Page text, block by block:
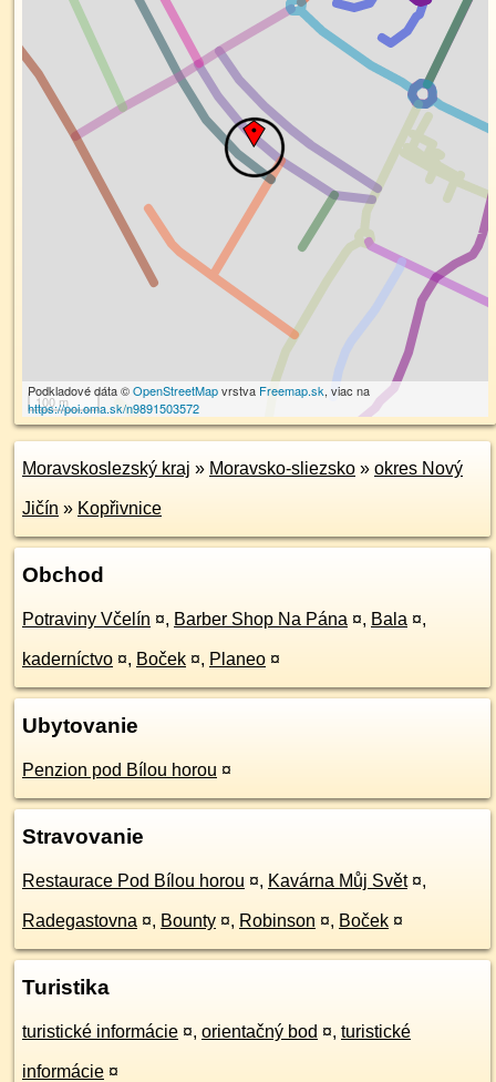
100 m
Podkladové dáta ©OpenStreetMapvrstva Freemap.sk, viac na
https://poi.oma.sk/n9891503572
Moravskoslezský kraj » Moravsko-sliezsko » okres Nový
Jičín » Kopřivnice
Obchod
Potraviny Včelín ¤, Barber Shop Na Pána ¤, Bala ¤,
kaderníctvo ¤, Boček ¤, Planeo ¤
Ubytovanie
Penzion pod Bílou horou ¤
Stravovanie
Restaurace Pod Bílou horou ¤, Kavárna Můj Svět ¤,
Radegastovna ¤, Bounty ¤, Robinson ¤, Boček ¤
Turistika
turistické informácie ¤, orientačný bod ¤, turistické
informácie ¤